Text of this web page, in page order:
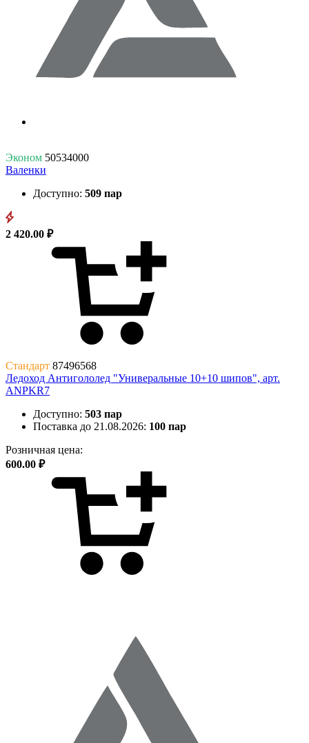
Эконом 50534000
Валенки
Доступно: 509 пар
2 420.00 ₽
Стандарт 87496568
Ледоход Антигололед "Универальные 10+10 шипов", арт.
ANPKR7
Доступно: 503 пар
Поставка до 21.08.2026: 100 пар
Розничная цена:
600.00 ₽